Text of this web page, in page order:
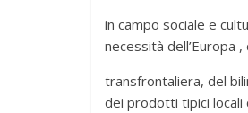
in campo sociale e
necessità dell’Europa
transfrontaliera, del
dei prodotti tipici locali